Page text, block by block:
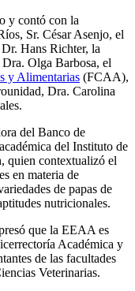
y contó con la
Sr. César Asenjo, el
Hans Richter, la
Olga Barbosa, el
y Alimentarias (FCAA),
Dra. Carolina
del Banco de
del Instituto de
quien contextualizó el
en materia de
de papas de
nutricionales.
que la EEAA es
Académica y
de las facultades
Veterinarias.